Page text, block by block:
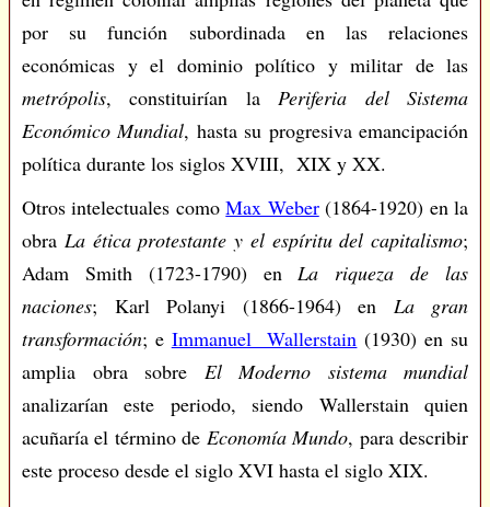
por su función subordinada en las relaciones
económicas y el dominio político y militar de las
metrópolis, constituirían laPeriferia del Sistema
Económico Mundial, hasta su progresiva emancipación
política durante los siglos XVIII, XIX y XX.
Otros intelectuales comoMax Weber(1864-1920) en la
obra La ética protestante y el espíritu del capitalismo;
Adam Smith (1723-1790) enLa riqueza de las
naciones; Karl Polanyi (1866-1964) en La gran
transformación; e Immanuel Wallerstain (1930) en su
amplia obra sobre El Moderno sistema mundial
analizarían este periodo, siendo Wallerstain quien
acuñaría el término de Economía Mundo, para describir
este proceso desde el siglo XVI hasta el siglo XIX.